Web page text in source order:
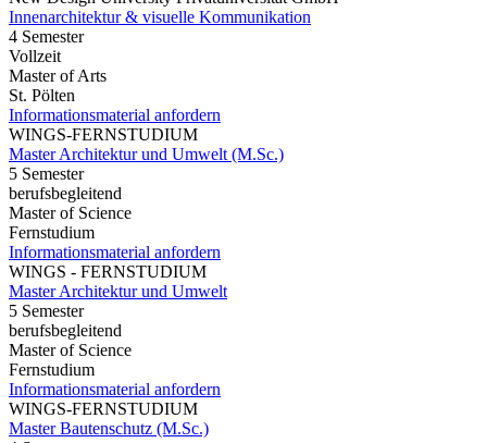
Innenarchitektur & visuelle Kommunikation
4 Semester
Vollzeit
Master of Arts
St. Pölten
Informationsmaterial anfordern
WINGS-FERNSTUDIUM
Master Architektur und Umwelt (M.Sc.)
5 Semester
berufsbegleitend
Master of Science
Fernstudium
Informationsmaterial anfordern
WINGS - FERNSTUDIUM
Master Architektur und Umwelt
5 Semester
berufsbegleitend
Master of Science
Fernstudium
Informationsmaterial anfordern
WINGS-FERNSTUDIUM
Master Bautenschutz (M.Sc.)